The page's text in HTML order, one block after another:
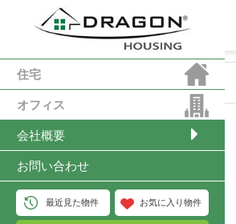
住宅
オフィス
会社概要
お問い合わせ
最近見た物件 お気に入り物件